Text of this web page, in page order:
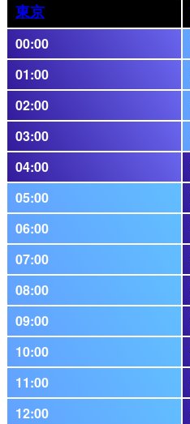
東京
00:00
01:00
02:00
03:00
04:00
05:00
06:00
07:00
08:00
09:00
10:00
11:00
12:00